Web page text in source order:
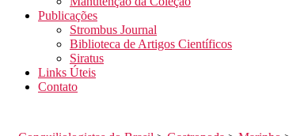
Publicações
Strombus Journal
Biblioteca de Artigos Científicos
Siratus
Links Úteis
Contato